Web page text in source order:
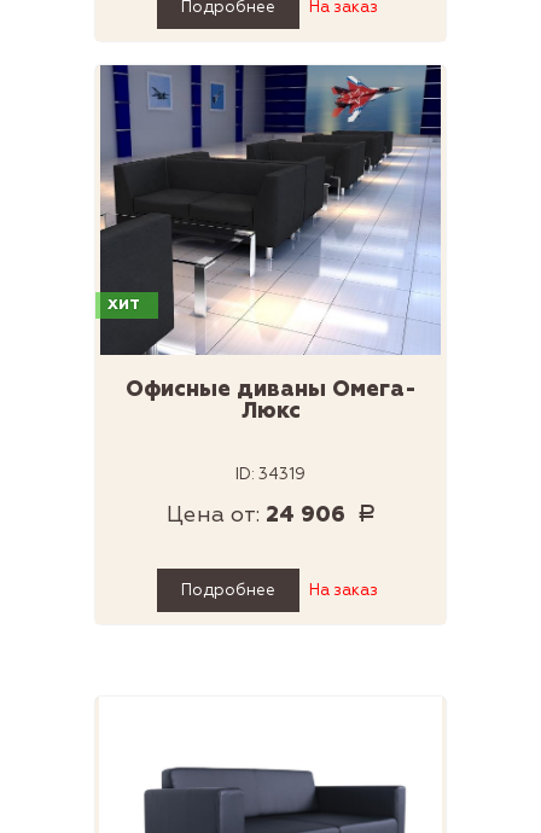
Подробнее На заказ
ХИТ
Офисные диваны Омега-
Люкс
ID: 34319
Цена от: 24 906 Р
Подробнее На заказ